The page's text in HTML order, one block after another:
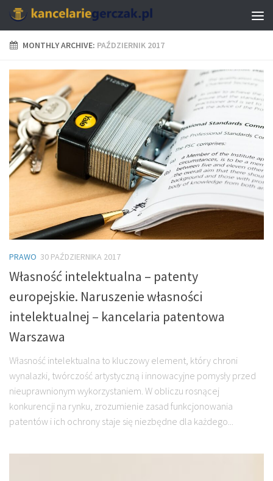
MONTHLY ARCHIVE: PAŹDZIERNIK 2017
PRAWO 30 PAŹDZIERNIKA 2017
Własność intelektualna – patenty
europejskie. Naruszenie własności
intelektualnej – kancelaria patentowa
Warszawa
Własność intelektualna to kluczowy element, który chroni
wynalazki, twórczość artystyczną i innowacyjne pomysły przed
nieuprawnionym wykorzystaniem. W obliczu rosnącej
konkurencji na rynku, zrozumienie zasad funkcjonowania
patentów i ich ochrony staje się niezbędne dla każdego...